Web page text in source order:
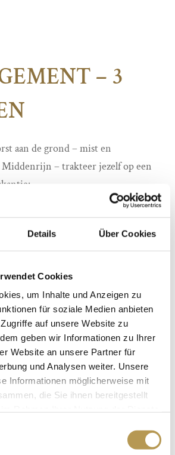
Details Über Cookies
Cookies
um Inhalte und Anzeigen zu
für soziale Medien anbieten
auf unsere Website zu
geben wir Informationen zu Ihrer
Website an unsere Partner für
und Analysen weiter. Unsere
Informationen möglicherweise mit
die Sie ihnen bereitgestellt
– 3
aan de grond – mist en
Middenrijn – trakteer jezelf op een
Vitaal ontbijtbuffet
en zoete chocolaatjes om je te
kamer
1x 4-gangen menu voor diner in
& SPA ruimte “Auszeit
slippers voor de duur van je verblijf
WLAN
euro per persoon in een standaard